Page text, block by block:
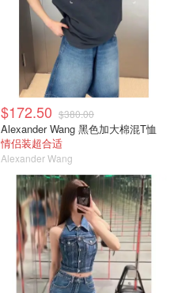
$172.50 $380.00
Alexander Wang 黑色加大棉混T恤
情侣装超合适
Alexander Wang